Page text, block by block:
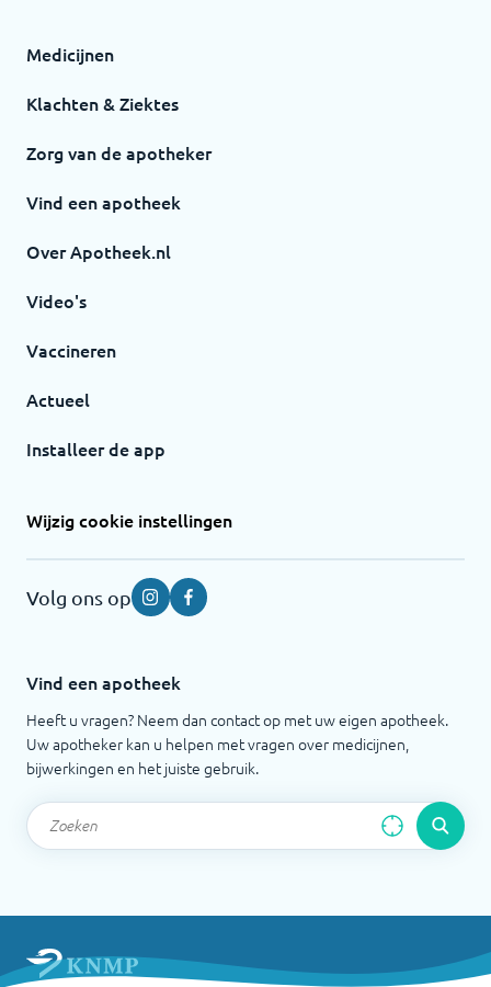
Medicijnen
Klachten & Ziektes
Zorg van de apotheker
Vind een apotheek
Over Apotheek.nl
Video's
Vaccineren
Actueel
Installeer de app
Wijzig cookie instellingen
Volg ons op InstagramFacebook
Vind een apotheek
Heeft u vragen? Neem dan contact op met uw eigen apotheek.
Uw apotheker kan u helpen met vragen over medicijnen,
bijwerkingen en het juiste gebruik.